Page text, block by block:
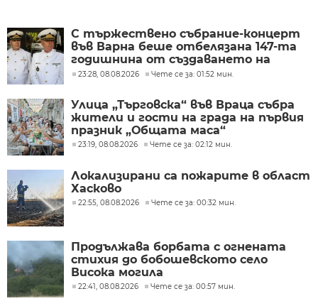
С тържествено събрание-концерт
във Варна беше отбелязана 147-та
годишнина от създаването на
Военноморските сили
23:28, 08.08.2026 Чете се за: 01:52 мин.
Улица „Търговска“ във Враца събра
жители и гости на града на първия
празник „Общата маса“
23:19, 08.08.2026 Чете се за: 02:12 мин.
Локализирани са пожарите в област
Хасково
22:55, 08.08.2026 Чете се за: 00:32 мин.
Продължава борбата с огнената
стихия до бобошевското село
Висока могила
22:41, 08.08.2026 Чете се за: 00:57 мин.